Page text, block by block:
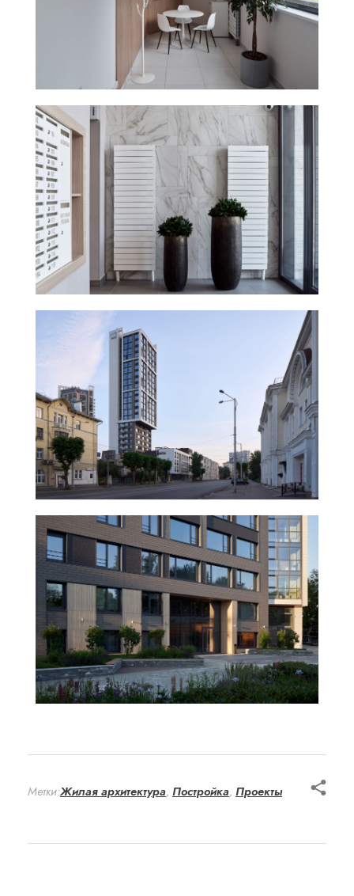
Метки:Жилая архитектура, Постройка, Проекты